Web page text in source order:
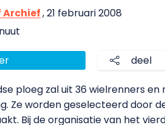
Archief, 21 februari 2008
deel
ploeg zal uit 36 wielrenners
Ze worden geselecteerd door
Bij de organisatie van het